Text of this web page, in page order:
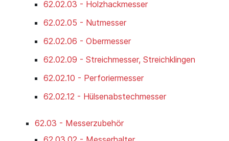
62.02.03 - Holzhackmesser
62.02.05 - Nutmesser
62.02.06 - Obermesser
62.02.09 - Streichmesser, Streichklingen
62.02.10 - Perforiermesser
62.02.12 - Hülsenabstechmesser
62.03 - Messerzubehör